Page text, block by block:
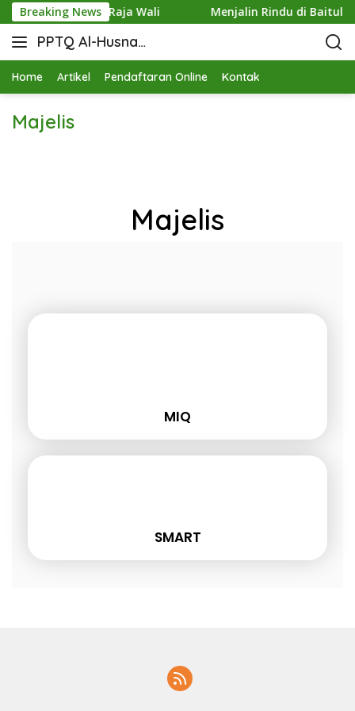
Breaking News
di Bukit Raja Wali Menjalin Rindu di Baitul
PPTQ Al-Husna
Bukit Raja Wali
Home Artikel Pendaftaran Online Kontak
Majelis
Majelis
MIQ
SMART